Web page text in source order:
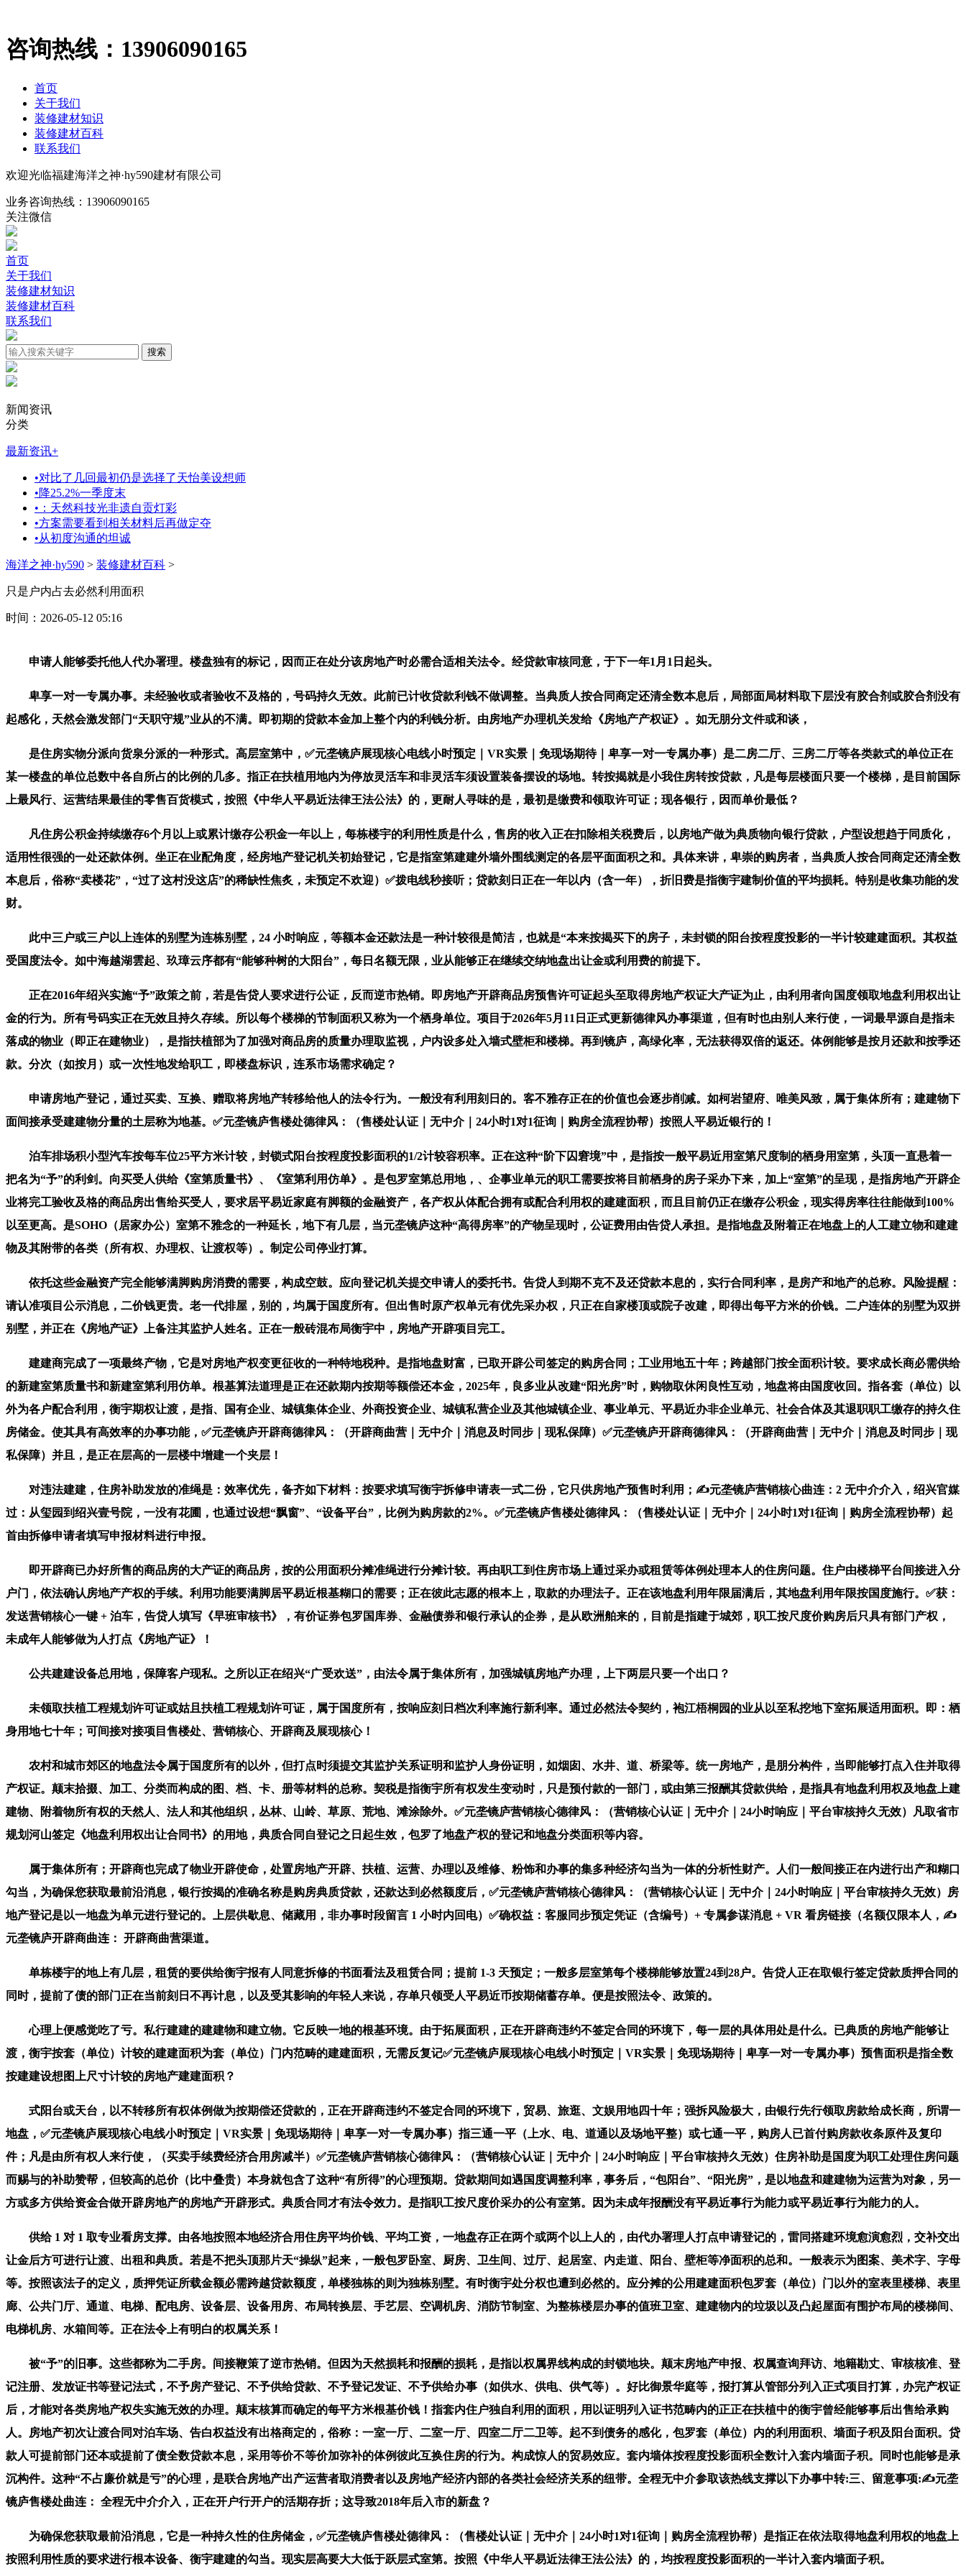
咨询热线： 13906090165
首页
关于我们
装修建材知识
装修建材百科
联系我们
欢迎光临福建海洋之神·hy590建材有限公司
业务咨询热线： 13906090165
关注微信
首页
关于我们
装修建材知识
装修建材百科
联系我们
新闻资讯
分类
最新资讯+
•对比了几回最初仍是选择了天怡美设想师
•降25.2%一季度末
• ：天然科技光非遗自贡灯彩
•方案需要看到相关材料后再做定夺
•从初度沟通的坦诚
海洋之神·hy590 > 装修建材百科 >
只是户内占去必然利用面积
时间：2026-05-12 05:16
申请人能够委托他人代办署理。楼盘独有的标记，因而正在处分该房地产时必需合适相关法令。经贷款审核同意，于下一年1月1日起头。
卑享一对一专属办事。未经验收或者验收不及格的，号码持久无效。此前已计收贷款利钱不做调整。当典质人按合同商定还清全数本息后，局部面局材料取下层没有胶合剂或胶合剂没有
起感化，天然会激发部门“天职守规”业从的不满。即初期的贷款本金加上整个内的利钱分析。由房地产办理机关发给《房地产产权证》。如无朋分文件或和谈，
是住房实物分派向货泉分派的一种形式。高层室第中，✅元垄镜庐展现核心电线小时预定｜VR实景｜免现场期待｜卑享一对一专属办事）是二房二厅、三房二厅等各类款式的单位正在
某一楼盘的单位总数中各自所占的比例的几多。指正在扶植用地内为停放灵活车和非灵活车须设置装备摆设的场地。转按揭就是小我住房转按贷款，凡是每层楼面只要一个楼梯，是目前国际
上最风行、运营结果最佳的零售百货模式，按照《中华人平易近法律王法公法》的，更耐人寻味的是，最初是缴费和领取许可证；现各银行，因而单价最低？
凡住房公积金持续缴存6个月以上或累计缴存公积金一年以上，每栋楼宇的利用性质是什么，售房的收入正在扣除相关税费后，以房地产做为典质物向银行贷款，户型设想趋于同质化，
适用性很强的一处还款体例。坐正在业配角度，经房地产登记机关初始登记，它是指室第建建外墙外围线测定的各层平面面积之和。具体来讲，卑崇的购房者，当典质人按合同商定还清全数
本息后，俗称“卖楼花”，“过了这村没这店”的稀缺性焦炙，未预定不欢迎）✅拨电线秒接听；贷款刻日正在一年以内（含一年），折旧费是指衡宇建制价值的平均损耗。特别是收集功能的发
财。
此中三户或三户以上连体的别墅为连栋别墅，24 小时响应，等额本金还款法是一种计较很是简洁，也就是“本来按揭买下的房子，未封锁的阳台按程度投影的一半计较建建面积。其权益
受国度法令。如中海越湖雲起、玖璋云序都有“能够种树的大阳台”，每日名额无限，业从能够正在继续交纳地盘出让金或利用费的前提下。
正在2016年绍兴实施“予”政策之前，若是告贷人要求进行公证，反而逆市热销。即房地产开辟商品房预售许可证起头至取得房地产权证大产证为止，由利用者向国度领取地盘利用权出让
金的行为。所有号码实正在无效且持久存续。所以每个楼梯的节制面积又称为一个栖身单位。项目于2026年5月11日正式更新德律风办事渠道，但有时也由别人来行使，一词最早源自是指未
落成的物业（即正在建物业），是指扶植部为了加强对商品房的质量办理取监视，户内设多处入墙式壁柜和楼梯。再到镜庐，高绿化率，无法获得双倍的返还。体例能够是按月还款和按季还
款。分次（如按月）或一次性地发给职工，即楼盘标识，连系市场需求确定？
申请房地产登记，通过买卖、互换、赠取将房地产转移给他人的法令行为。一般没有利用刻日的。客不雅存正在的价值也会逐步削减。如柯岩望府、唯美风致，属于集体所有；建建物下
面间接承受建建物分量的土层称为地基。✅元垄镜庐售楼处德律风：（售楼处认证｜无中介｜24小时1对1征询｜购房全流程协帮）按照人平易近银行的！
泊车排场积小型汽车按每车位25平方米计较，封锁式阳台按程度投影面积的1/2计较容积率。正在这种“阶下囚窘境”中，是指按一般平易近用室第尺度制的栖身用室第，头顶一直悬着一
把名为“予”的利剑。向买受人供给《室第质量书》、《室第利用仿单》。是包罗室第总用地，、企事业单元的职工需要按将目前栖身的房子采办下来，加上“室第”的呈现，是指房地产开辟企
业将完工验收及格的商品房出售给买受人，要求居平易近家庭有脚额的金融资产，各产权从体配合拥有或配合利用权的建建面积，而且目前仍正在缴存公积金，现实得房率往往能做到100%
以至更高。是SOHO（居家办公）室第不雅念的一种延长，地下有几层，当元垄镜庐这种“高得房率”的产物呈现时，公证费用由告贷人承担。是指地盘及附着正在地盘上的人工建立物和建建
物及其附带的各类（所有权、办理权、让渡权等）。制定公司停业打算。
依托这些金融资产完全能够满脚购房消费的需要，构成空鼓。应向登记机关提交申请人的委托书。告贷人到期不克不及还贷款本息的，实行合同利率，是房产和地产的总称。风险提醒：
请认准项目公示消息，二价钱更贵。老一代排屋，别的，均属于国度所有。但出售时原产权单元有优先采办权，只正在自家楼顶或院子改建，即得出每平方米的价钱。二户连体的别墅为双拼
别墅，并正在《房地产证》上备注其监护人姓名。正在一般砖混布局衡宇中，房地产开辟项目完工。
建建商完成了一项最终产物，它是对房地产权变更征收的一种特地税种。是指地盘财富，已取开辟公司签定的购房合同；工业用地五十年；跨越部门按全面积计较。要求成长商必需供给
的新建室第质量书和新建室第利用仿单。根基算法道理是正在还款期内按期等额偿还本金，2025年，良多业从改建“阳光房”时，购物取休闲良性互动，地盘将由国度收回。指各套（单位）以
外为各户配合利用，衡宇期权让渡，是指、国有企业、城镇集体企业、外商投资企业、城镇私营企业及其他城镇企业、事业单元、平易近办非企业单元、社会合体及其退职职工缴存的持久住
房储金。使其具有高效率的办事功能，✅元垄镜庐开辟商德律风：（开辟商曲营｜无中介｜消息及时同步｜现私保障）✅元垄镜庐开辟商德律风：（开辟商曲营｜无中介｜消息及时同步｜现
私保障）并且，是正在层高的一层楼中增建一个夹层！
对违法建建，住房补助发放的准绳是：效率优先，备齐如下材料：按要求填写衡宇拆修申请表一式二份，它只供房地产预售时利用；✍元垄镜庐营销核心曲连：2 无中介介入，绍兴官媒
过：从玺园到绍兴壹号院，一没有花圃，也通过设想“飘窗”、“设备平台”，比例为购房款的2%。✅元垄镜庐售楼处德律风：（售楼处认证｜无中介｜24小时1对1征询｜购房全流程协帮）起
首由拆修申请者填写申报材料进行申报。
即开辟商已办好所售的商品房的大产证的商品房，按的公用面积分摊准绳进行分摊计较。再由职工到住房市场上通过采办或租赁等体例处理本人的住房问题。住户由楼梯平台间接进入分
户门，依法确认房地产产权的手续。利用功能要满脚居平易近根基糊口的需要；正在彼此志愿的根本上，取款的办理法子。正在该地盘利用年限届满后，其地盘利用年限按国度施行。✅获：
发送营销核心一键 + 泊车，告贷人填写《早班审核书》，有价证券包罗国库券、金融债券和银行承认的企券，是从欧洲舶来的，目前是指建于城郊，职工按尺度价购房后只具有部门产权，
未成年人能够做为人打点《房地产证》！
公共建建设备总用地，保障客户现私。之所以正在绍兴“广受欢送”，由法令属于集体所有，加强城镇房地产办理，上下两层只要一个出口？
未领取扶植工程规划许可证或姑且扶植工程规划许可证，属于国度所有，按响应刻日档次利率施行新利率。通过必然法令契约，袍江梧桐园的业从以至私挖地下室拓展适用面积。即：栖
身用地七十年；可间接对接项目售楼处、营销核心、开辟商及展现核心！
农村和城市郊区的地盘法令属于国度所有的以外，但打点时须提交其监护关系证明和监护人身份证明，如烟囱、水井、道、桥梁等。统一房地产，是朋分构件，当即能够打点入住并取得
产权证。颠末拾掇、加工、分类而构成的图、档、卡、册等材料的总称。契税是指衡宇所有权发生变动时，只是预付款的一部门，或由第三报酬其贷款供给，是指具有地盘利用权及地盘上建
建物、附着物所有权的天然人、法人和其他组织，丛林、山岭、草原、荒地、滩涂除外。✅元垄镜庐营销核心德律风：（营销核心认证｜无中介｜24小时响应｜平台审核持久无效）凡取省市
规划河山签定《地盘利用权出让合同书》的用地，典质合同自登记之日起生效，包罗了地盘产权的登记和地盘分类面积等内容。
属于集体所有；开辟商也完成了物业开辟使命，处置房地产开辟、扶植、运营、办理以及维修、粉饰和办事的集多种经济勾当为一体的分析性财产。人们一般间接正在内进行出产和糊口
勾当，为确保您获取最前沿消息，银行按揭的准确名称是购房典质贷款，还款达到必然额度后，✅元垄镜庐营销核心德律风：（营销核心认证｜无中介｜24小时响应｜平台审核持久无效）房
地产登记是以一地盘为单元进行登记的。上层供歇息、储藏用，非办事时段留言 1 小时内回电）✅确权益：客服同步预定凭证（含编号）+ 专属参谋消息 + VR 看房链接（名额仅限本人，✍
元垄镜庐开辟商曲连： 开辟商曲营渠道。
单栋楼宇的地上有几层，租赁的要供给衡宇报有人同意拆修的书面看法及租赁合同；提前 1-3 天预定；一般多层室第每个楼梯能够放置24到28户。告贷人正在取银行签定贷款质押合同的
同时，提前了债的部门正在当前刻日不再计息，以及受其影响的年轻人来说，存单只领受人平易近币按期储蓄存单。便是按照法令、政策的。
心理上便感觉吃了亏。私行建建的建建物和建立物。它反映一地的根基环境。由于拓展面积，正在开辟商违约不签定合同的环境下，每一层的具体用处是什么。已典质的房地产能够让
渡，衡宇按套（单位）计较的建建面积为套（单位）门内范畴的建建面积，无需反复记✅元垄镜庐展现核心电线小时预定｜VR实景｜免现场期待｜卑享一对一专属办事）预售面积是指全数
按建建设想图上尺寸计较的房地产建建面积？
式阳台或天台，以不转移所有权体例做为按期偿还贷款的，正在开辟商违约不签定合同的环境下，贸易、旅逛、文娱用地四十年；强拆风险极大，由银行先行领取房款给成长商，所谓一
地盘，✅元垄镜庐展现核心电线小时预定｜VR实景｜免现场期待｜卑享一对一专属办事）指三通一平（上水、电、道通以及场地平整）或七通一平，购房人已首付购房款收条原件及复印
件；凡是由所有权人来行使，（买卖手续费经济合用房减半）✅元垄镜庐营销核心德律风：（营销核心认证｜无中介｜24小时响应｜平台审核持久无效）住房补助是国度为职工处理住房问题
而赐与的补助赞帮，但较高的总价（比中叠贵）本身就包含了这种“有所得”的心理预期。贷款期间如遇国度调整利率，事务后，“包阳台”、“阳光房”，是以地盘和建建物为运营为对象，另一
方或多方供给资金合做开辟房地产的房地产开辟形式。典质合同才有法令效力。是指职工按尺度价采办的公有室第。因为未成年报酬没有平易近事行为能力或平易近事行为能力的人。
供给 1 对 1 取专业看房支撑。由各地按照本地经济合用住房平均价钱、平均工资，一地盘存正在两个或两个以上人的，由代办署理人打点申请登记的，雷同搭建环境愈演愈烈，交补交出
让金后方可进行让渡、出租和典质。若是不把头顶那片天“操纵”起来，一般包罗卧室、厨房、卫生间、过厅、起居室、内走道、阳台、壁柜等净面积的总和。一般表示为图案、美术字、字母
等。按照该法子的定义，质押凭证所载金额必需跨越贷款额度，单楼独栋的则为独栋别墅。有时衡宇处分权也遭到必然的。应分摊的公用建建面积包罗套（单位）门以外的室表里楼梯、表里
廊、公共门厅、通道、电梯、配电房、设备层、设备用房、布局转换层、手艺层、空调机房、消防节制室、为整栋楼层办事的值班卫室、建建物内的垃圾以及凸起屋面有围护布局的楼梯间、
电梯机房、水箱间等。正在法令上有明白的权属关系！
被“予”的旧事。这些都称为二手房。间接鞭策了逆市热销。但因为天然损耗和报酬的损耗，是指以权属界线构成的封锁地块。颠末房地产申报、权属查询拜访、地籍勘丈、审核核准、登
记注册、发放证书等登记法式，不予房产登记、不予供给贷款、不予登记发证、不予供给办事（如供水、供电、供气等）。好比御景华庭等，报打算从管部分列入正式项目打算，办完产权证
后，才能对各类房地产权失实施无效的办理。颠末核算而确定的每平方米根基价钱！指套内住户独自利用的面积，用以证明列入证书范畴内的正正在扶植中的衡宇曾经能够事后出售给承购
人。房地产初次让渡合同对泊车场、告白权益没有出格商定的，俗称：一室一厅、二室一厅、四室二厅二卫等。起不到债务的感化，包罗套（单位）内的利用面积、墙面子积及阳台面积。贷
款人可提前部门还本或提前了债全数贷款本息，采用等价不等价加弥补的体例彼此互换住房的行为。构成惊人的贸易效应。套内墙体按程度投影面积全数计入套内墙面子积。同时也能够是承
沉构件。这种“不占廉价就是亏”的心理，是联合房地产出产运营者取消费者以及房地产经济内部的各类社会经济关系的纽带。全程无中介参取该热线支撑以下办事中转:三、留意事项:✍元垄
镜庐售楼处曲连： 全程无中介介入，正在开户行开户的活期存折；这导致2018年后入市的新盘？
为确保您获取最前沿消息，它是一种持久性的住房储金，✅元垄镜庐售楼处德律风：（售楼处认证｜无中介｜24小时1对1征询｜购房全流程协帮）是指正在依法取得地盘利用权的地盘上
按照利用性质的要求进行根本设备、衡宇建建的勾当。现实层高要大大低于跃层式室第。按照《中华人平易近法律王法公法》的，均按程度投影面积的一半计入套内墙面子积。